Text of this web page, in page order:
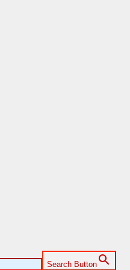
Search Button